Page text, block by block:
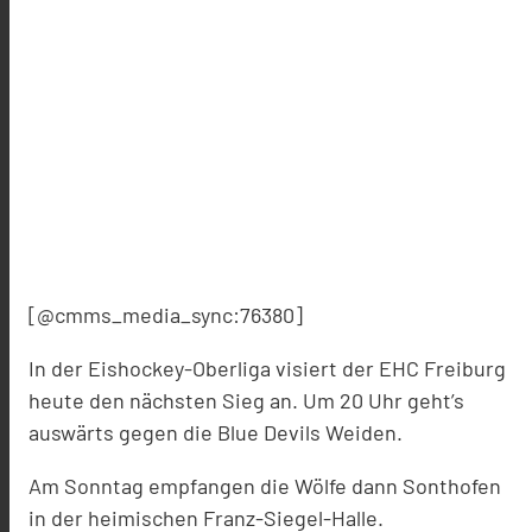
[@cmms_media_sync:76380]
In der Eishockey-Oberliga visiert der EHC Freiburg
heute den nächsten Sieg an. Um 20 Uhr geht’s
auswärts gegen die Blue Devils Weiden.
Am Sonntag empfangen die Wölfe dann Sonthofen
in der heimischen Franz-Siegel-Halle.